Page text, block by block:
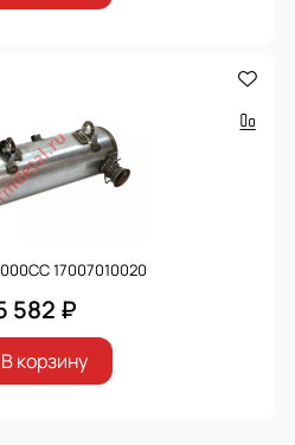
17007010020
582 ₽
В корзину